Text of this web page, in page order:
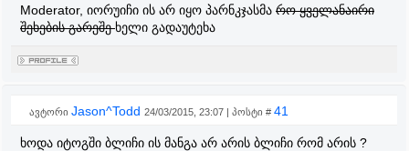
Moderator, იორუიჩი ის არ იყო პარნკჯასმა რო ყველანაირი
შეხების გარეშეხელი გადაუტეხა
ავტორი Jason^Todd 24/03/2015, 23:07 | პოსტი # 41
ხოდა იტოგში ბლიჩი ის მანგა არ არის ბლიჩი რომ არის ?